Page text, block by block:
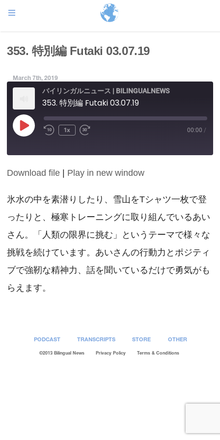
353. 特別編 Futaki 03.07.19
March 7th, 2019
バイリンガルニュース | BILINGUALNEWS
353. 特別編 Futaki 03.07.19
Play
Episode
1x 00:00 /
SHARE
LINK
EMBED
Download file Play in new window
氷水の中を素潜りしたり、雪山をTシャツ一枚で登
ったりと、極寒トレーニングに取り組んでいるあい
さん。「人類の限界に挑む」というテーマで様々な
挑戦を続けています。あいさんの行動力とポジティ
ブで強靭な精神力、話を聞いているだけで勇気がも
らえます。
PODCAST TRANSCRIPTS STORE OTHER
©2013 Bilingual News Privacy Policy Terms & Conditions